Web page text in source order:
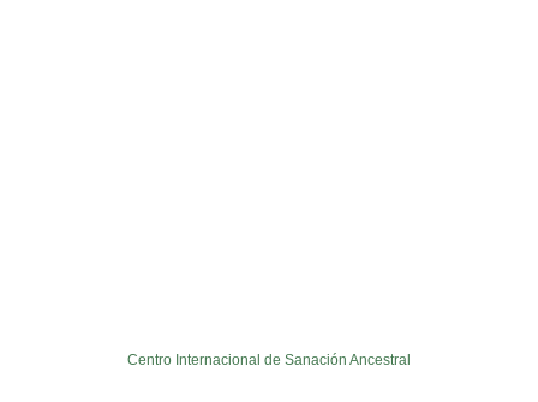
Centro Internacional de Sanación Ancestral